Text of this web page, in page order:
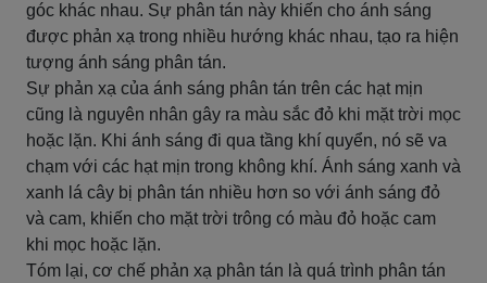
góc khác nhau. Sự phân tán này khiến cho ánh sáng
được phản xạ trong nhiều hướng khác nhau, tạo ra hiện
tượng ánh sáng phân tán.
Sự phản xạ của ánh sáng phân tán trên các hạt mịn
cũng là nguyên nhân gây ra màu sắc đỏ khi mặt trời mọc
hoặc lặn. Khi ánh sáng đi qua tầng khí quyển, nó sẽ va
chạm với các hạt mịn trong không khí. Ánh sáng xanh và
xanh lá cây bị phân tán nhiều hơn so với ánh sáng đỏ
và cam, khiến cho mặt trời trông có màu đỏ hoặc cam
khi mọc hoặc lặn.
Tóm lại, cơ chế phản xạ phân tán là quá trình phân tán